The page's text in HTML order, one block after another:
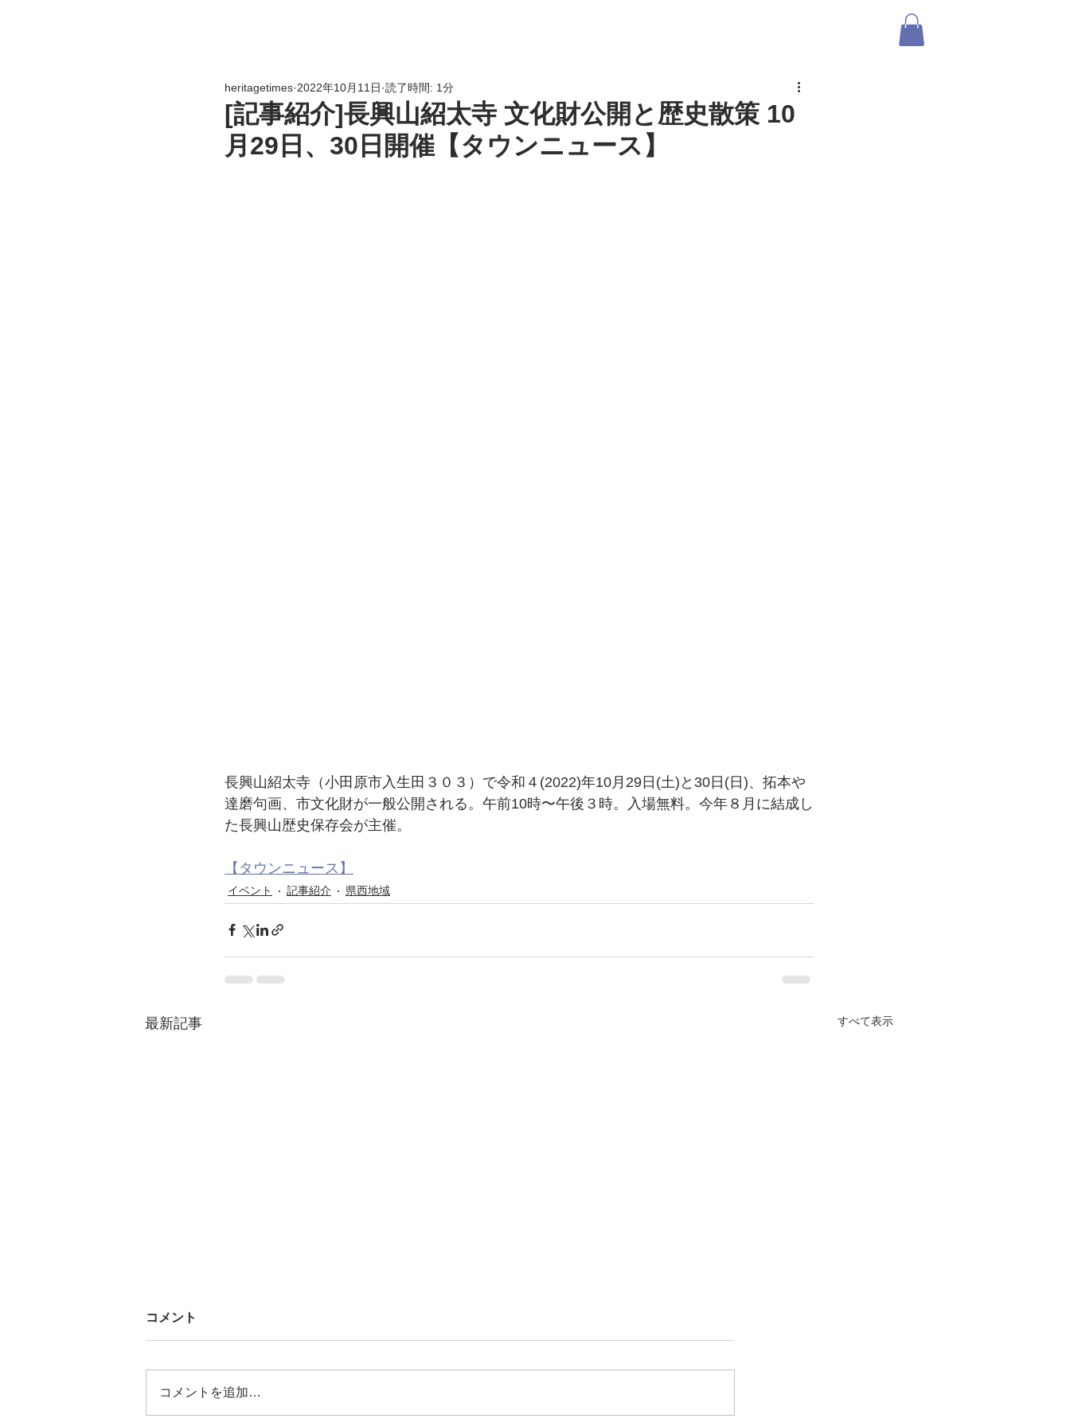
[記事紹介]長興山紹太寺 文化財公開と歴史散策 10
月29日、30日開催【タウンニュース】
heritagetimes 2022年10月11日 読了時間: 1分
長興山紹太寺（小田原市入生田３０３）で令和４(2022)年10月29日(土)と30日(日)、拓本や
達磨句画、市文化財が一般公開される。午前10時〜午後３時。入場無料。今年８月に結成し
た長興山歴史保存会が主催。
【タウンニュース】
イベント 記事紹介 県西地域
最新記事 すべて表示
[歴飯_01 - 150]まとめ
コメント
コメントを追加…